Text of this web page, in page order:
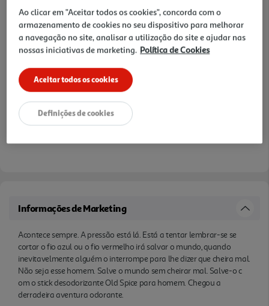
10% DESCONTO IMEDIATO INCLUÍDO
De 6/8/2026 a 12/8/2026
Preço exclusivo para clientes membros Clube Auchan,
com desconto imediato aplicado já refletido no preço
final acima apresentado.
Notas de preparação
Informações de Marketing
Acontece sempre. A pressão está lá. Está a tentar lembrar-se se
cortar o fio azul ou o fio vermelho irá salvar o mundo, quando
inevitavelmente alguém o interrompe para lhe dizer que cheira mal.
Não seja esse homem. Salve o mundo sem cheirar mal. Salve-o c
om o stick desodorizante Old Spice para homem. Chegou a
derradeira aventura odorante.
Ao clicar em "Aceitar todos os cookies", concorda com o
armazenamento de cookies no seu dispositivo para melhorar
a navegação no site, analisar a utilização do site e ajudar nas
nossas iniciativas de marketing. Política de Cookies
Aceitar todos os cookies
Definições de cookies